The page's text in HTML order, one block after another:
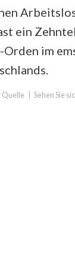
ein
im
Quelle Sehen Sie